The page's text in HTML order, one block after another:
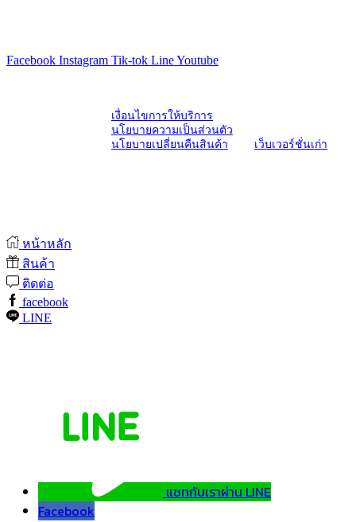
Facebook Instagram Tik-tok LineYoutube
เงื่อนไขการให้บริการ
นโยบายความเป็นส่วนตัว
นโยบายเปลี่ยนคืนสินค้า
เว็บเวอร์ชั่นเก่า
หน้าหลัก
สินค้า
ติดต่อ
facebook
LINE
แชทกับเราผ่าน LINE
Facebook